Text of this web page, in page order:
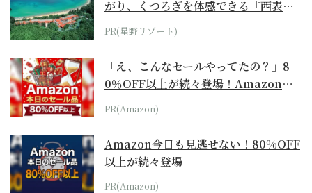
がり、くつろぎを体感できる『西表島
ホテル by...
PR(星野リゾート)
「え、こんなセールやってたの？」8
0％OFF以上が続々登場！Amazonの
本気が...
PR(Amazon)
Amazon今日も見逃せない！80%OFF
以上が続々登場
PR(Amazon)